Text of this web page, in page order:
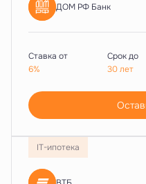
ДОМ РФ Банк
Ставка от
6%
Срок до
30 лет
IT-ипотека